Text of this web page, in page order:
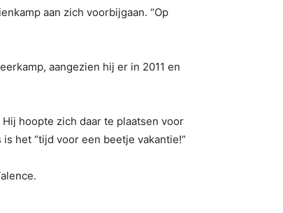
aan zich voorbijgaan. “Op
aangezien hij er in 2011 en
hoopte zich daar te plaatsen voor
het “tijd voor een beetje vakantie!”